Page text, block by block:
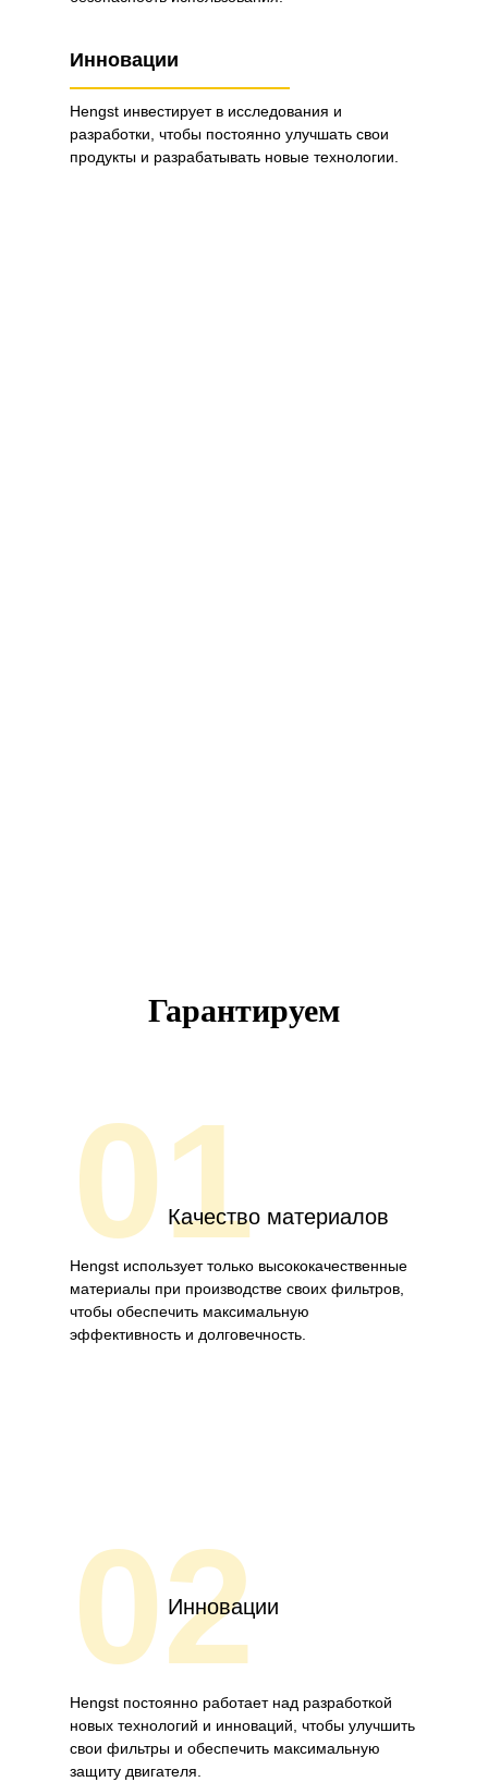
Инновации
Hengst инвестирует в исследования и
разработки, чтобы постоянно улучшать свои
продукты и разрабатывать новые технологии.
Гарантируем
01Качество материалов
Hengst использует только высококачественные
материалы при производстве своих фильтров,
чтобы обеспечить максимальную
эффективность и долговечность.
02
Инновации
Hengst постоянно работает над разработкой
новых технологий и инноваций, чтобы улучшить
свои фильтры и обеспечить максимальную
защиту двигателя.